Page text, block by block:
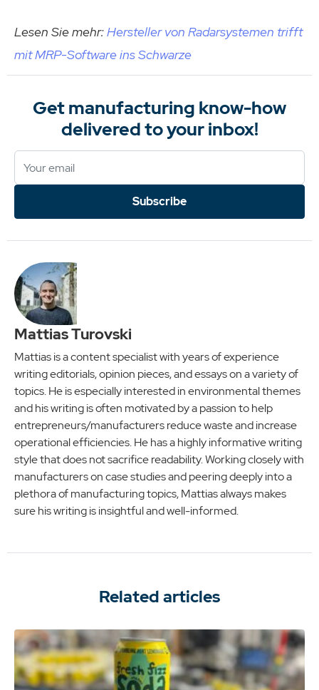
Lesen Sie mehr:Hersteller von Radarsystemen trifft
mit MRP-Software ins Schwarze
Get manufacturing know-how
delivered to your inbox!
Subscribe
Mattias Turovski
Mattias is a content specialist with years of experience
writing editorials, opinion pieces, and essays on a variety of
topics. He is especially interested in environmental themes
and his writing is often motivated by a passion to help
entrepreneurs/manufacturers reduce waste and increase
operational efficiencies. He has a highly informative writing
style that does not sacrifice readability. Working closely with
manufacturers on case studies and peering deeply into a
plethora of manufacturing topics, Mattias always makes
sure his writing is insightful and well-informed.
Related articles